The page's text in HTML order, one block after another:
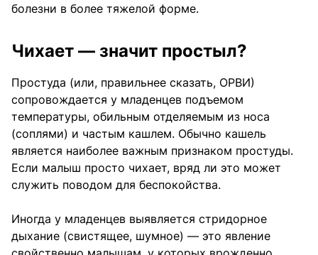
болезни в более тяжелой форме.
Чихает — значит простыл?
Простуда (или, правильнее сказать, ОРВИ)
сопровождается у младенцев подъемом
температуры, обильным отделяемым из носа
(соплями) и частым кашлем. Обычно кашель
является наиболее важным признаком простуды.
Если малыш просто чихает, вряд ли это может
служить поводом для беспокойства.
Иногда у младенцев выявляется стридорное
дыхание (свистящее, шумное) — это явление